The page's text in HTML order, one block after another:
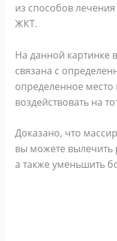
из cпocoбoв
ЖКТ.
На данной картинке
связана с
определенное место
воздействовать на
Доказано, что
вы можете вылечить
а также уменьшить